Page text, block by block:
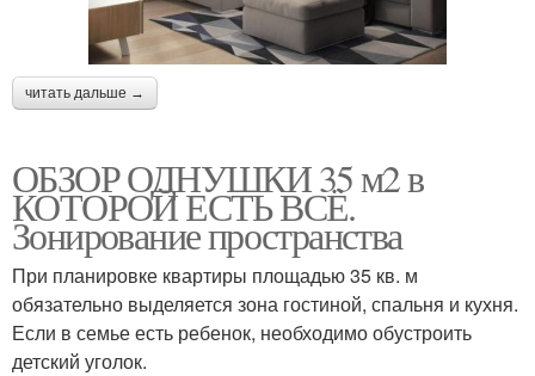
читать дальше →
ОБЗОР ОДНУШКИ 35 м2 в
КОТОРОЙ ЕСТЬ ВСЁ.
Зонирование пространства
При планировке квартиры площадью 35 кв. м
обязательно выделяется зона гостиной, спальня и кухня.
Если в семье есть ребенок, необходимо обустроить
детский уголок.